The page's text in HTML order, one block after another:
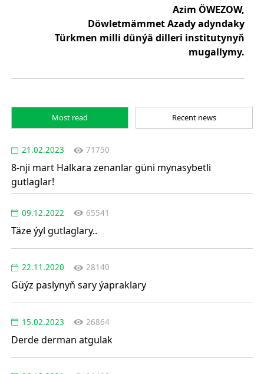
Azim ÖWEZOW,
Döwletmämmet Azady adyndaky
Türkmen milli dünýä dilleri institutynyň
mugallymy.
Most read Recent news
21.02.2023 71750
8-nji mart Halkara zenanlar güni mynasybetli
gutlaglar!
09.12.2022 65541
Täze ýyl gutlaglary..
22.11.2020 28140
Güýz paslynyň sary ýapraklary
15.02.2023 26864
Derde derman atgulak